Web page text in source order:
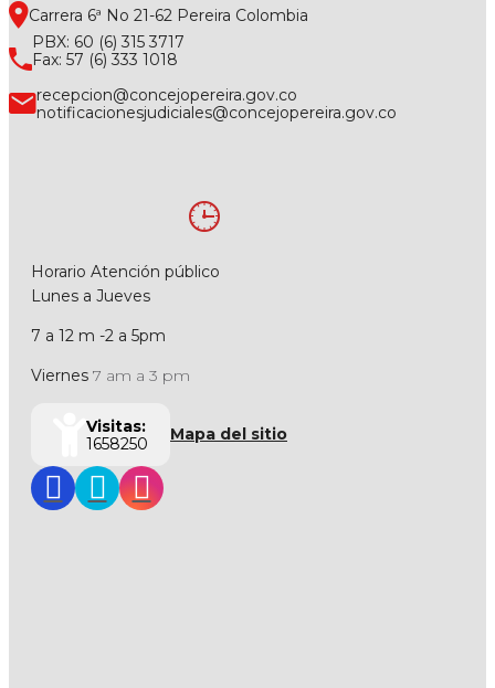
Carrera 6ª No 21-62 Pereira Colombia
PBX: 60 (6) 315 3717
Fax: 57 (6) 333 1018
recepcion@concejopereira.gov.co
notificacionesjudiciales@concejopereira.gov.co
Horario Atención público
Lunes a Jueves
7 a 12 m -2 a 5pm
Viernes 7 am a 3 pm
Visitas:
1658250
Mapa del sitio